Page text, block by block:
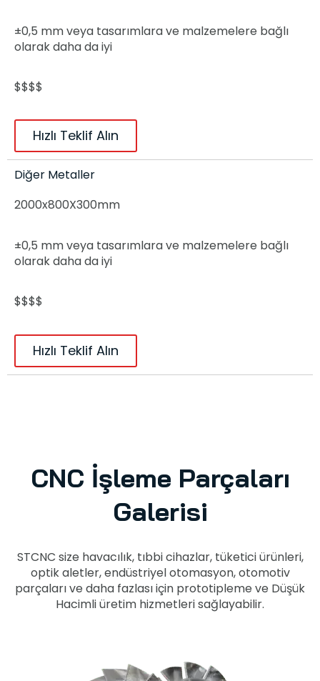
±0,5 mm veya tasarımlara ve malzemelere bağlı
olarak daha da iyi
$$$$
Hızlı Teklif Alın
Diğer Metaller
2000x800X300mm
±0,5 mm veya tasarımlara ve malzemelere bağlı
olarak daha da iyi
$$$$
Hızlı Teklif Alın
CNC İşleme Parçaları
Galerisi
STCNC size havacılık, tıbbi cihazlar, tüketici ürünleri,
optik aletler, endüstriyel otomasyon, otomotiv
parçaları ve daha fazlası için prototipleme ve Düşük
Hacimli üretim hizmetleri sağlayabilir.